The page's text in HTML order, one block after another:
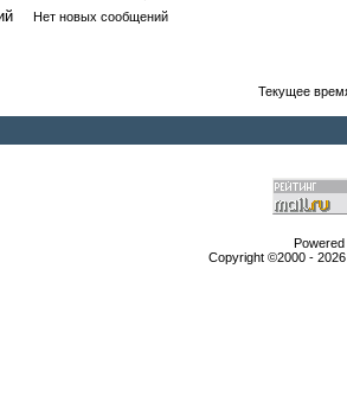
Нет новых сообщений
Текущее
Copyright ©2000 -